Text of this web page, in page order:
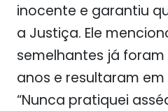
inocente e garantiu
a Justiça. Ele
semelhantes já
anos e resultaram
“Nunca pratiquei